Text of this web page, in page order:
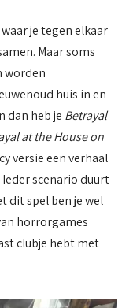
je tegen elkaar
Maar soms
worden
huis in en
dan heb je Betrayal
at the House on
versie een verhaal
scenario duurt
dit spel ben je wel
horrorgames
clubje hebt met